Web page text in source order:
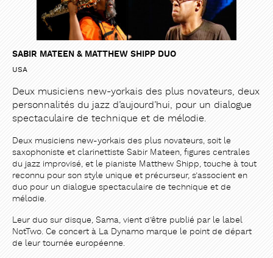
SABIR MATEEN & MATTHEW SHIPP DUO
USA
Deux musiciens new-yorkais des plus novateurs, deux
personnalités du jazz d’aujourd’hui, pour un dialogue
spectaculaire de technique et de mélodie.
Deux musiciens new-yorkais des plus novateurs, soit le
saxophoniste et clarinettiste Sabir Mateen, figures centrales
du jazz improvisé, et le pianiste Matthew Shipp, touche à tout
reconnu pour son style unique et précurseur, s’associent en
duo pour un dialogue spectaculaire de technique et de
mélodie.
Leur duo sur disque, Sama, vient d’être publié par le label
NotTwo. Ce concert à La Dynamo marque le point de départ
de leur tournée européenne.